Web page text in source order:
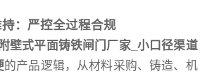
：严控全过程合规
附壁式平面铸铁闸门厂家_小口径渠道
的产品逻辑，从材料采购、铸造、机